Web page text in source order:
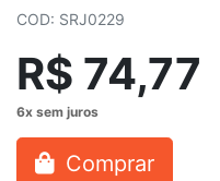
COD: SRJ0229
R$ 74,77
Comprar